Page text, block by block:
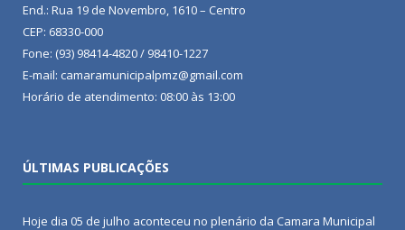
End.: Rua 19 de Novembro, 1610 – Centro
CEP: 68330-000
Fone: (93) 98414-4820 / 98410-1227
E-mail: camaramunicipalpmz@gmail.com
Horário de atendimento: 08:00 às 13:00
ÚLTIMAS PUBLICAÇÕES
Hoje dia 05 de julho aconteceu no plenário da Camara Municipal